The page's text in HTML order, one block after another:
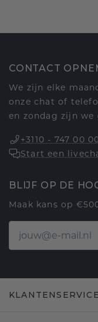
CONTACT
We zijn elke
onze chat of
en zondag zijn we
+3110 - 747 00
Start een
BLIJF OP DE
Maak kans op
KLANTENSERVICE